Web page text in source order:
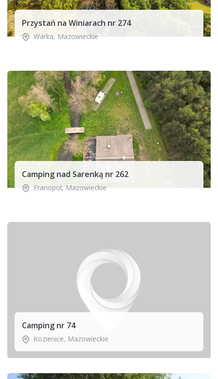
Przystań na Winiarach nr 274
Warka, Mazowieckie
Camping nad Sarenką nr 262
Franopol,Mazowieckie
Camping nr 74
Kozienice, Mazowieckie